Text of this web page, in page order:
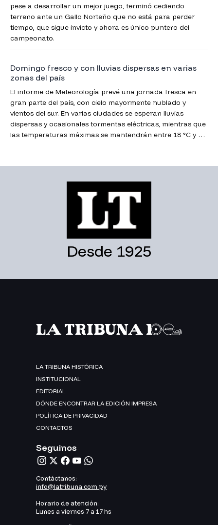
pese a desarrollar un mejor juego, terminó cediendo
terreno ante un Gallo Norteño que no está para perder
tiempo, que sigue invicto y ahora es único puntero del
campeonato.
Domingo fresco y con lluvias dispersas en varias
zonas del país
El informe de Meteorología prevé una jornada fresca en
gran parte del país, con cielo mayormente nublado y
vientos del sur. En varias ciudades se esperan lluvias
dispersas y ocasionales tormentas eléctricas, mientras que
las temperaturas máximas se mantendrán entre 18 °C y 22
Desde 1925
LA TRIBUNA HISTÓRICA
INSTITUCIONAL
EDITORIAL
DÓNDE ENCONTRAR LA EDICIÓN IMPRESA
POLÍTICA DE PRIVACIDAD
CONTACTOS
Seguinos
Contáctanos:
info@latribuna.com.py
Horario de atención:
Lunes a viernes 7 a 17 hs